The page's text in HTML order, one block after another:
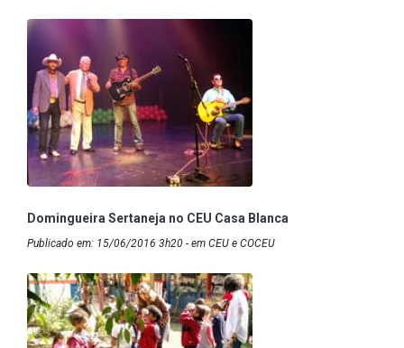
Domingueira Sertaneja no CEU Casa Blanca
Publicado em: 15/06/2016 3h20 - em CEU e COCEU